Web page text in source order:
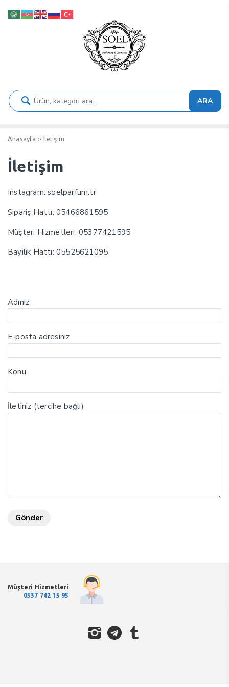
ARA
Anasayfa ›› İletişim
İletişim
Instagram: soelparfum.tr
Sipariş Hattı: 05466861595
Müşteri Hizmetleri: 05377421595
Bayilik Hattı: 05525621095
Adınız
E-posta adresiniz
Konu
İletiniz (tercihe bağlı)
Müşteri Hizmetleri
0537 742 15 95